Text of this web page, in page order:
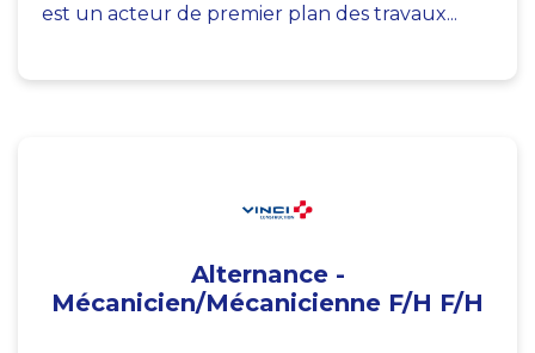
est un acteur de premier plan des travaux...
Alternance -
Mécanicien/Mécanicienne F/H F/H